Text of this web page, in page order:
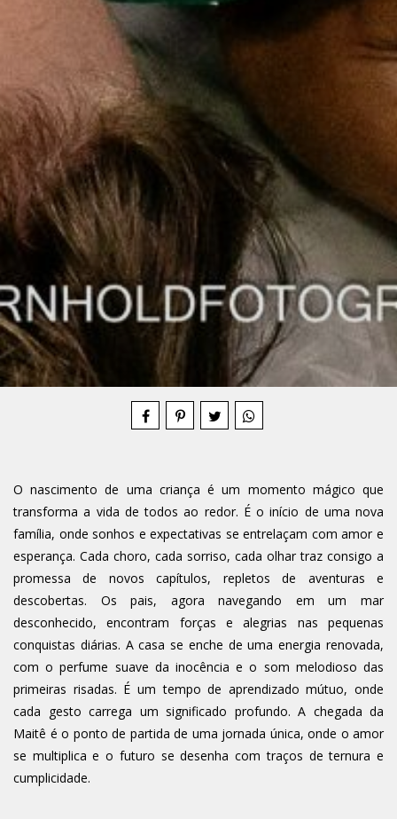
O nascimento de uma criança é um momento mágico que
transforma a vida de todos ao redor. É o início de uma nova
família, onde sonhos e expectativas se entrelaçam com amor e
esperança. Cada choro, cada sorriso, cada olhar traz consigo a
promessa de novos capítulos, repletos de aventuras e
descobertas. Os pais, agora navegando em um mar
desconhecido, encontram forças e alegrias nas pequenas
conquistas diárias. A casa se enche de uma energia renovada,
com o perfume suave da inocência e o som melodioso das
primeiras risadas. É um tempo de aprendizado mútuo, onde
cada gesto carrega um significado profundo. A chegada da
Maitê é o ponto de partida de uma jornada única, onde o amor
se multiplica e o futuro se desenha com traços de ternura e
cumplicidade.